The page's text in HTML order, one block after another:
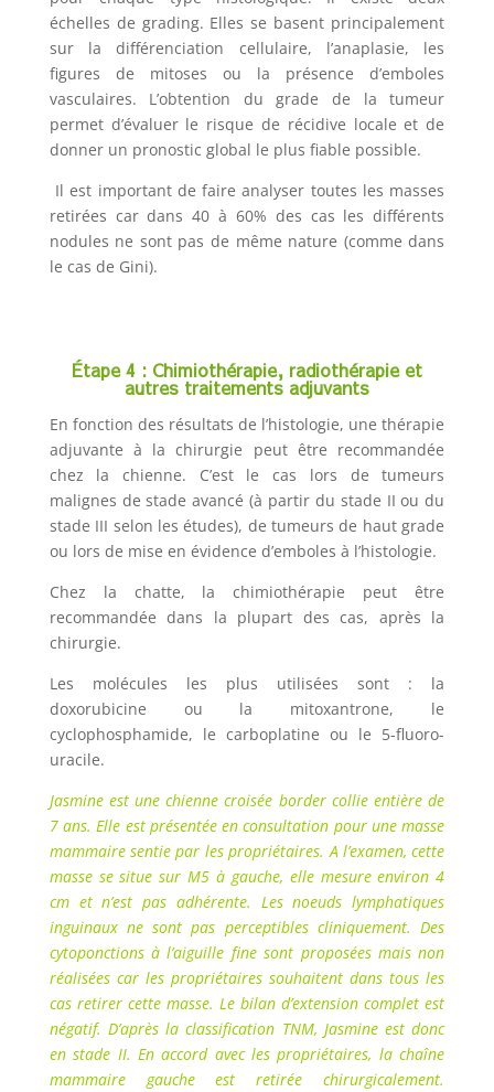
échelles de grading. Elles se basent principalement
sur la différenciation cellulaire, l’anaplasie, les
figures de mitoses ou la présence d’emboles
vasculaires. L’obtention du grade de la tumeur
permet d’évaluer le risque de récidive locale et de
donner un pronostic global le plus fiable possible.
Il est important de faire analyser toutes les masses
retirées car dans 40 à 60% des cas les différents
nodules ne sont pas de même nature (comme dans
le cas de Gini).
Étape 4 : Chimiothérapie, radiothérapie et
autres traitements adjuvants
En fonction des résultats de l’histologie, une thérapie
adjuvante à la chirurgie peut être recommandée
chez la chienne. C’est le cas lors de tumeurs
malignes de stade avancé (à partir du stade II ou du
stade III selon les études), de tumeurs de haut grade
ou lors de mise en évidence d’emboles à l’histologie.
Chez la chatte, la chimiothérapie peut être
recommandée dans la plupart des cas, après la
chirurgie.
Les molécules les plus utilisées sont : la
doxorubicine ou la mitoxantrone, le
cyclophosphamide, le carboplatine ou le 5-fluoro-
uracile.
Jasmine est une chienne croisée border collie entière de
7 ans. Elle est présentée en consultation pour une masse
mammaire sentie par les propriétaires. A l’examen, cette
masse se situe sur M5 à gauche, elle mesure environ 4
cm et n’est pas adhérente. Les noeuds lymphatiques
inguinaux ne sont pas perceptibles cliniquement. Des
cytoponctions à l’aiguille fine sont proposées mais non
réalisées car les propriétaires souhaitent dans tous les
cas retirer cette masse. Le bilan d’extension complet est
négatif. D’après la classification TNM, Jasmine est donc
en stade II. En accord avec les propriétaires, la chaîne
mammaire gauche est retirée chirurgicalement.